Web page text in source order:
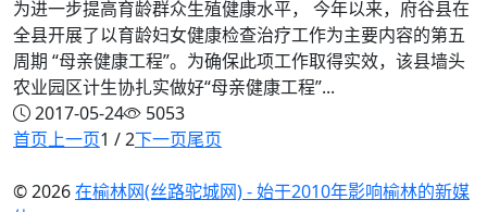
为进一步提高育龄群众生殖健康水平， 今年以来，府谷县在
全县开展了以育龄妇女健康检查治疗工作为主要内容的第五
周期 “母亲健康工程”。为确保此项工作取得实效，该县墙头
农业园区计生协扎实做好“母亲健康工程”...
2017-05-24
5053
首页上一页1 / 2下一页尾页
© 2026在榆林网(丝路驼城网) - 始于2010年影响榆林的新媒